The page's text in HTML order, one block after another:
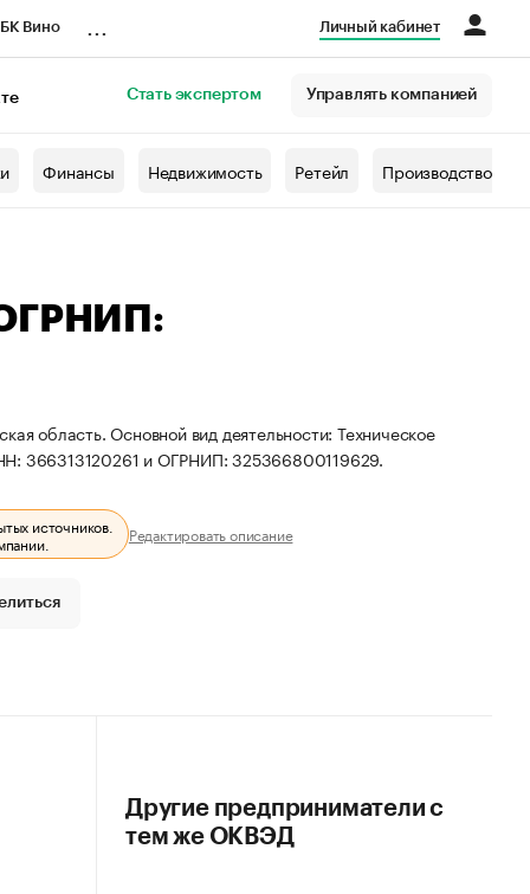
Вино Личный кабинет
Стать экспертом Управлять компанией
Финансы Недвижимость Ретейл Производство
область. Основной вид деятельности: Техническое
366313120261 и ОГРНИП: 325366800119629.
источников.
Редактировать описание
Другие предприниматели с
тем же ОКВЭД